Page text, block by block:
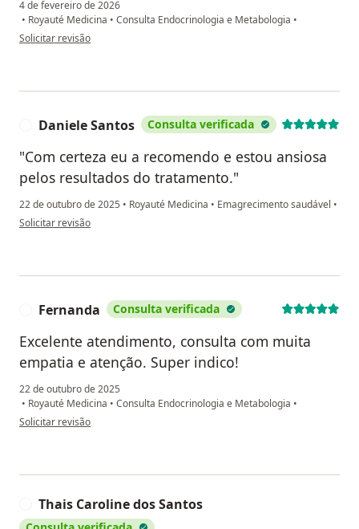
4 de fevereiro de 2026
• Royauté Medicina • Consulta Endocrinologia e Metabologia •
na opinião do utilizador EF
Solicitar revisão
Daniele Santos Consulta verificada
"Com certeza eu a recomendo e estou ansiosa
pelos resultados do tratamento."
22 de outubro de 2025 • Royauté Medicina • Emagrecimento saudável •
na opinião do utilizador Daniele Santos
Solicitar revisão
Fernanda Consulta verificada
Excelente atendimento, consulta com muita
empatia e atenção. Super indico!
22 de outubro de 2025
• Royauté Medicina • Consulta Endocrinologia e Metabologia •
na opinião do utilizador Fernanda
Solicitar revisão
Thais Caroline dos Santos